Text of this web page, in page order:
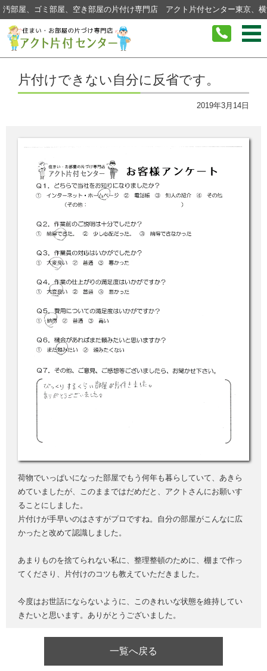
汚部屋、ゴミ部屋、空き部屋の片付け専門店 アクト片付センター東京、
コンテンツに移動
片付けできない自分に反省です。
2019年3月14日
荷物でいっぱいになった部屋でもう何年も暮らしていて、あきら
めていましたが、このままではだめだと、アクトさんにお願いす
ることにしました。
片付けが手早いのはさすがプロですね。自分の部屋がこんなに広
かったと改めて認識しました。
あまりものを捨てられない私に、整理整頓のために、棚まで作っ
てくださり、片付けのコツも教えていただきました。
今度はお世話にならないように、このきれいな状態を維持してい
きたいと思います。ありがとうございました。
一覧へ戻る